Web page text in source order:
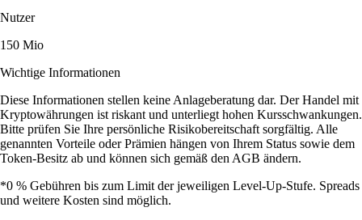
Nutzer
150 Mio
Wichtige Informationen
Diese Informationen stellen keine Anlageberatung dar. Der Handel mit
Kryptowährungen ist riskant und unterliegt hohen Kursschwankungen.
Bitte prüfen Sie Ihre persönliche Risikobereitschaft sorgfältig. Alle
genannten Vorteile oder Prämien hängen von Ihrem Status sowie dem
Token-Besitz ab und können sich gemäß den AGB ändern.
*0 % Gebühren bis zum Limit der jeweiligen Level-Up-Stufe. Spreads
und weitere Kosten sind möglich.